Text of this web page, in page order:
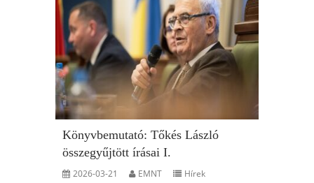
Könyvbemutató: Tőkés László
összegyűjtött írásai I.
2026-03-21 EMNT Hírek